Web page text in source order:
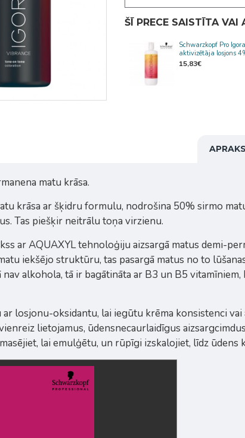
ŠĪ PRECE SAISTĪTA VAI
Schwarzkopf Pro
aktivizētāja losjons
15,83€
matu krāsa.
krāsa ar šķidru formulu, nodrošina 50% sirmo
Tas piešķir neitrālu toņa virzienu.
ar AQUAXYL tehnoloģiju aizsargā matus demi-
iekšējo struktūru, tas pasargā matus no to
nav alkohola, tā ir bagātināta ar B3 un B5
ar losjonu-oksidantu, lai iegūtu krēma konsistenci
lietojamus, ūdensnecaurlaidīgus
lai emulģētu, un rūpīgi izskalojiet, līdz ūdens